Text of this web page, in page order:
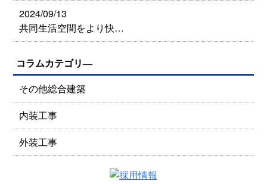
2024/09/13
共同生活空間をより快…
コラムカテゴリ―
その他総合建築
内装工事
外装工事